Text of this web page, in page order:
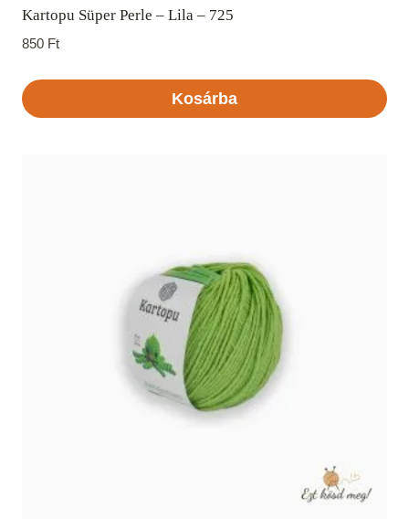
Kartopu Süper Perle – Lila – 725
850 Ft
Kosárba